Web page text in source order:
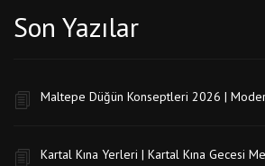
Düğün salonları arayışlarınızda sizlere
mükemmel atmosferi ile muhteşem salonlar